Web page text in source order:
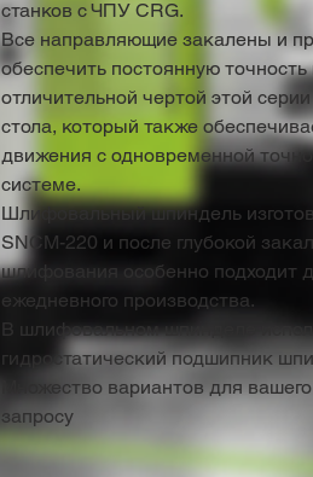
станков с ЧПУ CRG.
Все направляющие закалены и
обеспечить постоянную
отличительной чертой этой
стола, который также
движения с одновременной
системе.
Шлифовальный шпиндель
SNCM-220 и после глубокой
шлифования особенно подходит
ежедневного производства.
В шлифовальном шпинделе
гидростатический подшипник
Множество вариантов для
запросу